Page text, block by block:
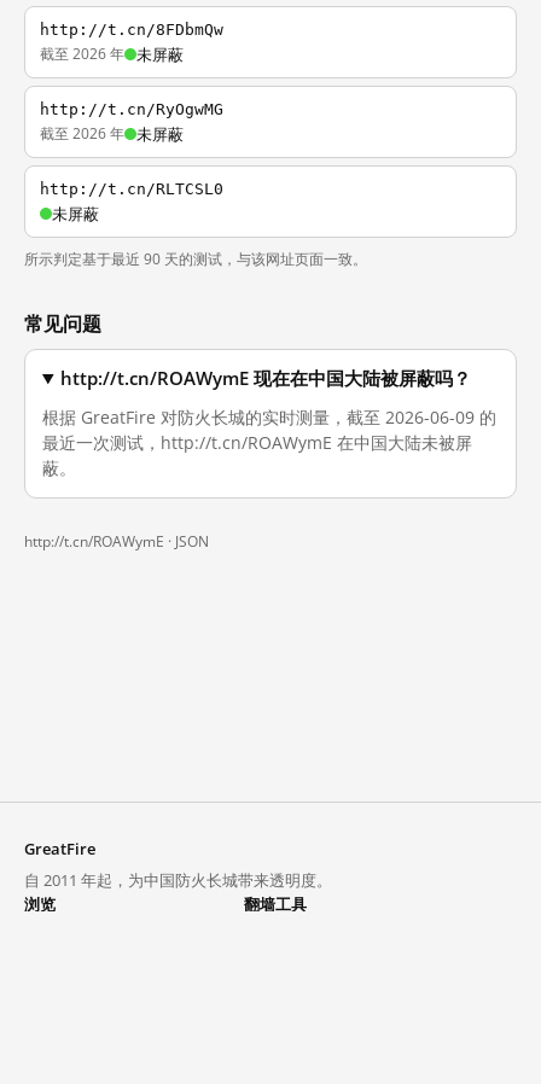
http://t.cn/8FDbmQw
截至 2026 年 未屏蔽
http://t.cn/RyOgwMG
截至 2026 年 未屏蔽
http://t.cn/RLTCSL0
未屏蔽
所示判定基于最近 90 天的测试，与该网址页面一致。
常见问题
http://t.cn/ROAWymE 现在在中国大陆被屏蔽吗？
根据 GreatFire 对防火长城的实时测量，截至 2026-06-09 的
最近一次测试，http://t.cn/ROAWymE 在中国大陆未被屏
蔽。
http://t.cn/ROAWymE · JSON
GreatFire
自 2011 年起，为中国防火长城带来透明度。
浏览
翻墙工具